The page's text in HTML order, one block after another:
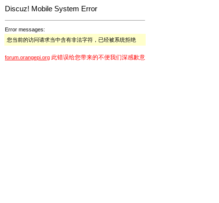
Discuz! Mobile System Error
Error messages:
您当前的访问请求当中含有非法字符，已经被系统拒绝
forum.orangepi.org 此错误给您带来的不便我们深感歉意